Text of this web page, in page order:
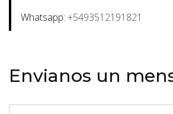
Whatsapp: +5493512191821
Envianos un